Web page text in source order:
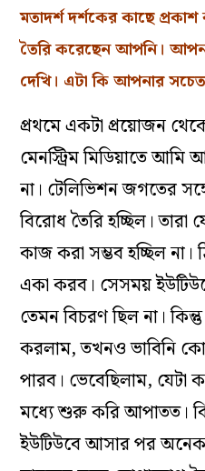
মতাদর্শ দর্শকের কাছে
তৈরি করেছেন আপনি।
দেখি। এটা কি আপনার
প্রথমে একটা প্রয়োজন
মেনস্ট্রিম মিডিয়াতে
না। টেলিভিশন জগতের
বিরোধ তৈরি হচ্ছিল।
কাজ করা সম্ভব হচ্ছিল
একা করব। সেসময়
তেমন বিচরণ ছিল না।
করলাম, তখনও ভাবিনি
পারব। ভেবেছিলাম, যেটা
মধ্যে শুরু করি আপাতত।
ইউটিউবে আসার পর